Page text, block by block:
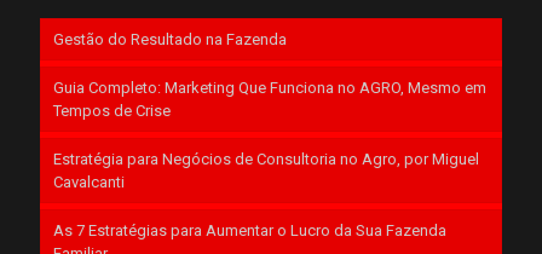
Gestão do Resultado na Fazenda
Guia Completo: Marketing Que Funciona no AGRO, Mesmo em
Tempos de Crise
Estratégia para Negócios de Consultoria no Agro, por Miguel
Cavalcanti
As 7 Estratégias para Aumentar o Lucro da Sua Fazenda